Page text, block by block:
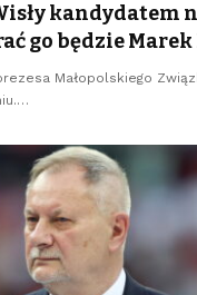
kandydatem
go będzie
Małopolskiego